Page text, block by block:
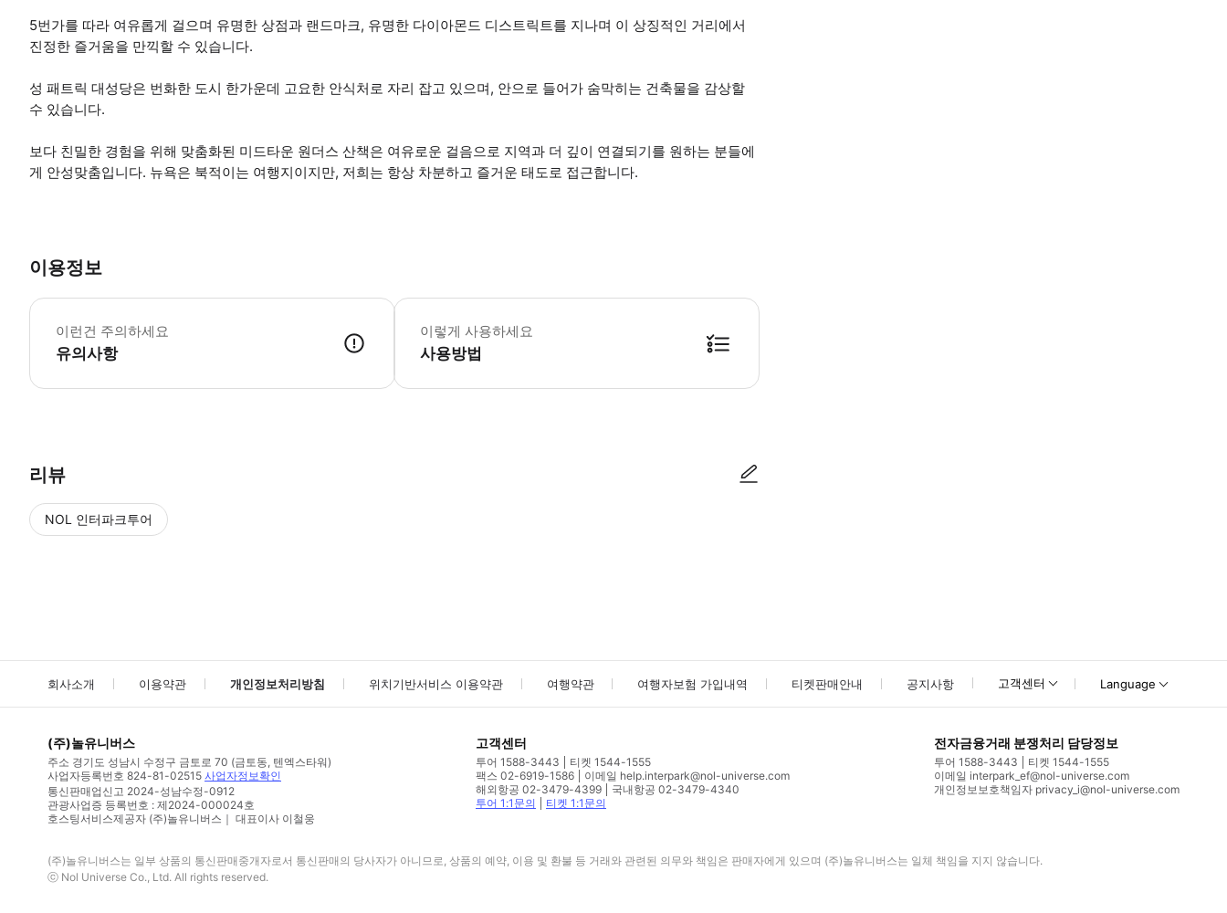
5번가를 따라 여유롭게 걸으며 유명한 상점과 랜드마크, 유명한 다이아몬드 디스트릭트를 지나며 이 상징적인 거리에서
진정한 즐거움을 만끽할 수 있습니다.
성 패트릭 대성당은 번화한 도시 한가운데 고요한 안식처로 자리 잡고 있으며, 안으로 들어가 숨막히는 건축물을 감상할
수 있습니다.
보다 친밀한 경험을 위해 맞춤화된 미드타운 원더스 산책은 여유로운 걸음으로 지역과 더 깊이 연결되기를 원하는 분들에
게 안성맞춤입니다. 뉴욕은 북적이는 여행지이지만, 저희는 항상 차분하고 즐거운 태도로 접근합니다.
이용정보
이런건 주의하세요
유의사항
* 소요시간 : 120분 (옵션에 따라 소요 시간이 다를 수 있으니, 예약 시 확인 부탁드립니다.)
이렇게 사용하세요
사용방법
리뷰
NOL 인터파크투어
회사소개 이용약관 개인정보처리방침 위치기반서비스 이용약관 여행약관 여행자보험 가입내역 티켓판매안내 공지사항 고객센터 Language
(주)놀유니버스
주소 경기도 성남시 수정구 금토로 70 (금토동, 텐엑스타워)
사업자등록번호 824-81-02515 사업자정보확인
통신판매업신고 2024-성남수정-0912
관광사업증 등록번호 : 제2024-000024호
호스팅서비스제공자 (주)놀유니버스｜ 대표이사 이철웅
고객센터
투어 1588-3443
티켓 1544-1555
팩스 02-6919-1586
이메일 help.interpark@nol-universe.com
해외항공 02-3479-4399
국내항공 02-3479-4340
투어 1:1문의
티켓 1:1문의
전자금융거래 분쟁처리 담당정보
투어 1588-3443
티켓 1544-1555
이메일 interpark_ef@nol-universe.com
개인정보보호책임자 privacy_i@nol-universe.com
(주)놀유니버스는 일부 상품의 통신판매중개자로서 통신판매의 당사자가 아니므로, 상품의 예약, 이용 및 환불 등 거래와 관련된 의무와 책임은 판매자에게 있으며 (주)놀유니버스는 일체 책임을 지지 않습니다.
ⓒ Nol Universe Co., Ltd. All rights reserved.